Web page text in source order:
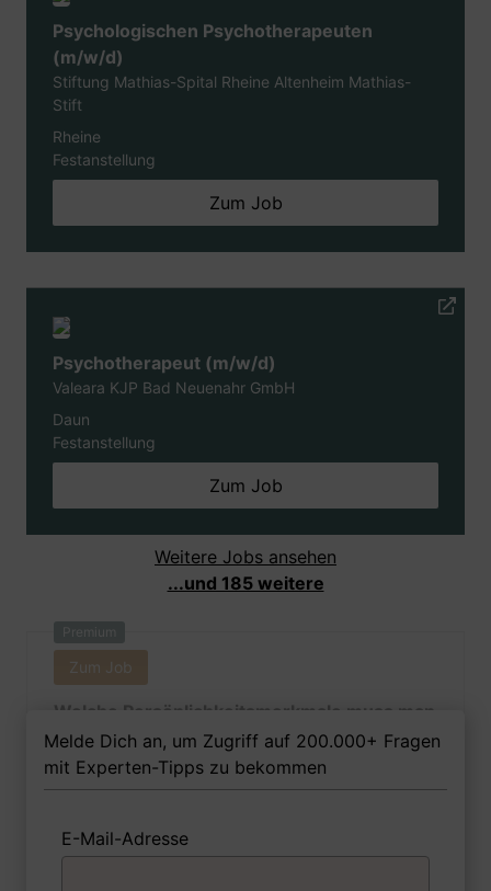
Psychologischen Psychotherapeuten
(m/w/d)
Stiftung Mathias-Spital Rheine Altenheim Mathias-
Stift
Rheine
Festanstellung
Zum Job
Psychotherapeut (m/w/d)
Valeara KJP Bad Neuenahr GmbH
Daun
Festanstellung
Zum Job
Weitere Jobs ansehen
...und 185 weitere
Premium
Zum Job
Welche Persönlichkeitsmerkmale muss man
als Psychologin Ihrer Meinung nach
besitzen, um in dem Job erfolgreich zu
sein?
Melde Dich an, um Zugriff auf 200.000+ Fragen
mit Experten-Tipps zu bekommen
E-Mail-Adresse